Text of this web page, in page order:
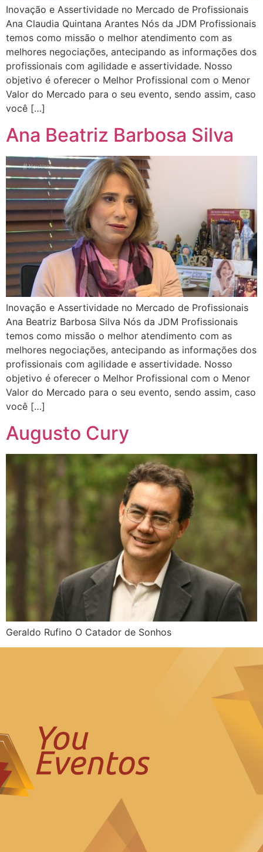
Inovação e Assertividade no Mercado de Profissionais
Ana Claudia Quintana Arantes Nós da JDM Profissionais
temos como missão o melhor atendimento com as
melhores negociações, antecipando as informações dos
profissionais com agilidade e assertividade. Nosso
objetivo é oferecer o Melhor Profissional com o Menor
Valor do Mercado para o seu evento, sendo assim, caso
você […]
Ana Beatriz Barbosa Silva
Inovação e Assertividade no Mercado de Profissionais
Ana Beatriz Barbosa Silva Nós da JDM Profissionais
temos como missão o melhor atendimento com as
melhores negociações, antecipando as informações dos
profissionais com agilidade e assertividade. Nosso
objetivo é oferecer o Melhor Profissional com o Menor
Valor do Mercado para o seu evento, sendo assim, caso
você […]
Augusto Cury
Geraldo Rufino O Catador de Sonhos